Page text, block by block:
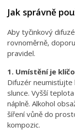
Jak správně
Aby tyčinkový
rovnoměrně,
pravidel.
1. Umístění je
Difuzér neumisťujte
slunce. Vyšší
náplně. Alkohol
šíření vůně do
kompozic.